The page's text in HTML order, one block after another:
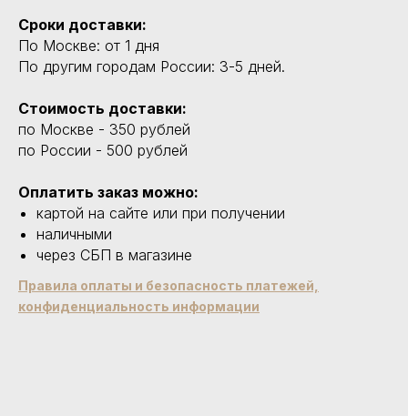
Сроки доставки:
По Москве: от 1 дня
По другим городам России: 3-5 дней.
Стоимость доставки:
по Москве - 350 рублей
по России - 500 рублей
Оплатить заказ можно:
картой на сайте или при получении
наличными
через СБП в магазине
Правила оплаты и безопасность платежей,
конфиденциальность информации